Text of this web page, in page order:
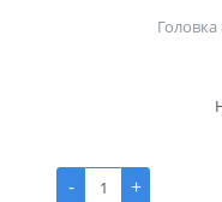
-
+